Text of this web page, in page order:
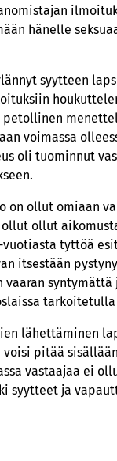
hänelle
syytteen
voimassa
oli tuominnut
on ollut omiaan
ollut
tyttöä
itsestään
lähettäminen
pitää
vastaajaa ei
syytteet ja